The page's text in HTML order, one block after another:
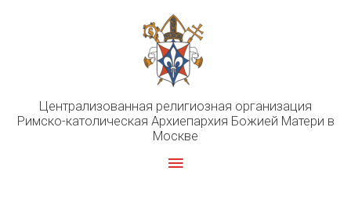
Централизованная религиозная организация
Римско-католическая Архиепархия Божией Матери в
Москве
Главное